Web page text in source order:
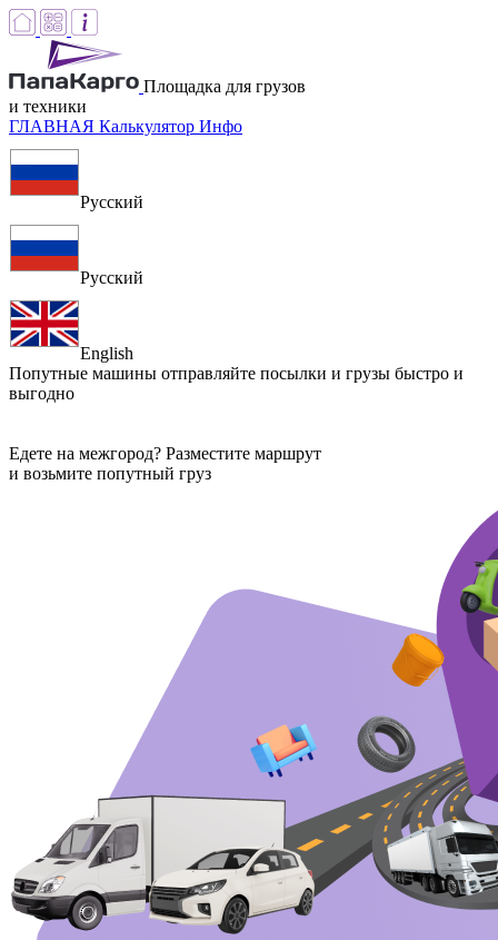
Площадка для грузов
и техники
ГЛАВНАЯ Калькулятор Инфо
Русский
Русский
English
Попутные машины отправляйте посылки и грузы быстро и
выгодно
Едете на межгород? Разместите маршрут
и возьмите попутный груз